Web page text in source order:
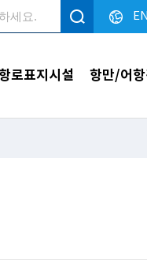
검색
로표지시설 항만/어